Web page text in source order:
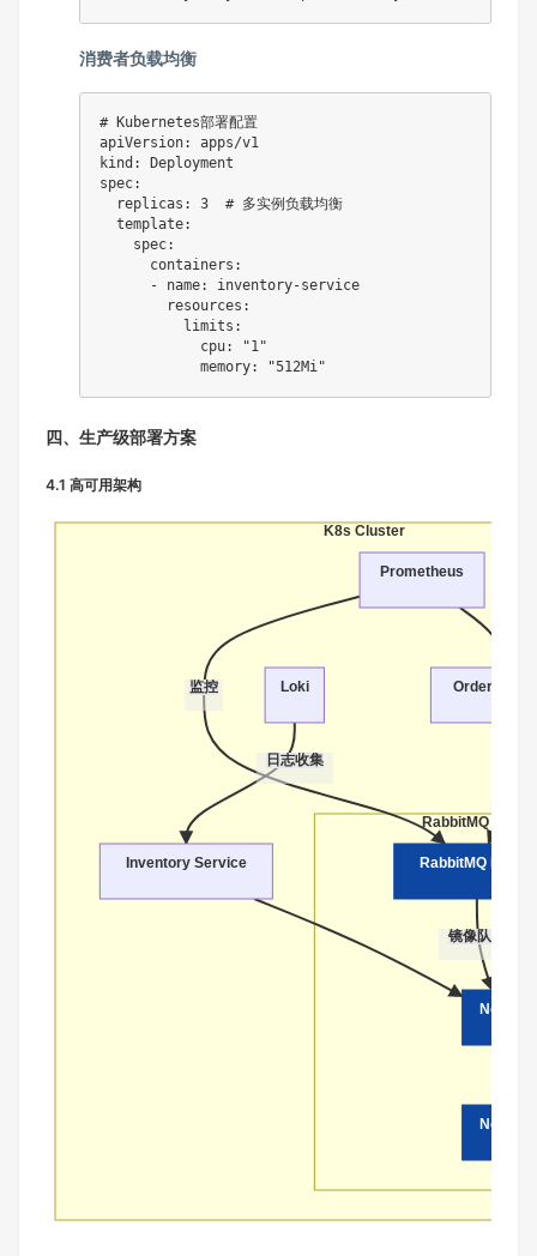
消费者负载均衡
# Kubernetes部署配置
apiVersion:
kind :
spec:
replicas : 3
# 多实例负载均衡
template:
spec:
containers :
-
name: inventory-service
resources :
limits :
cpu:
"1"
memory: "512Mi"
四、生产级部署方案
4.1 高可用架构
K8s Cluster
RabbitMQ
镜像队列
监控
日志收集
Order
Inventory Service
Prometheus
Loki
Node2
RabbitMQ Node1
Node3